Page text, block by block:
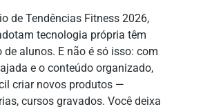
de Tendências Fitness 2026,
tecnologia própria têm
de alunos. E não é só isso: com
e o conteúdo organizado,
criar novos produtos —
cursos gravados. Você deixa